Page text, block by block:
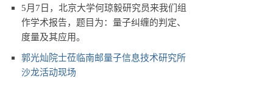
5月7日，北京大学何琼毅研究员来我们组
作学术报告，题目为：量子纠缠的判定、
度量及其应用。
郭光灿院士莅临南邮量子信息技术研究所
沙龙活动现场